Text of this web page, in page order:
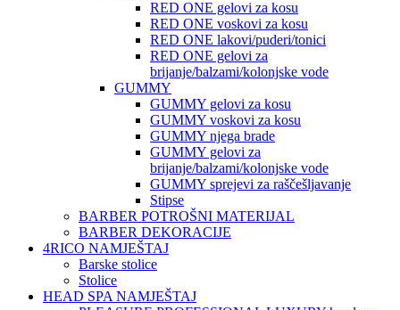
RED ONE gelovi za kosu
RED ONE voskovi za kosu
RED ONE lakovi/puderi/tonici
RED ONE gelovi za
brijanje/balzami/kolonjske vode
GUMMY
GUMMY gelovi za kosu
GUMMY voskovi za kosu
GUMMY njega brade
GUMMY gelovi za
brijanje/balzami/kolonjske vode
GUMMY sprejevi za raščešljavanje
Stipse
BARBER POTROŠNI MATERIJAL
BARBER DEKORACIJE
4RICO NAMJEŠTAJ
Barske stolice
Stolice
HEAD SPA NAMJEŠTAJ